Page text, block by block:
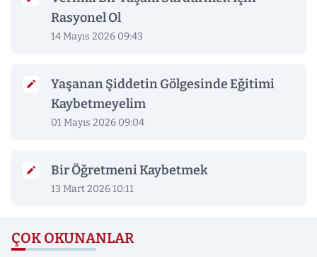
Rasyonel Ol
14 Mayıs 2026 09:43
Yaşanan Şiddetin Gölgesinde Eğitimi
Kaybetmeyelim
01 Mayıs 2026 09:04
Bir Öğretmeni Kaybetmek
13 Mart 2026 10:11
ÇOK OKUNANLAR